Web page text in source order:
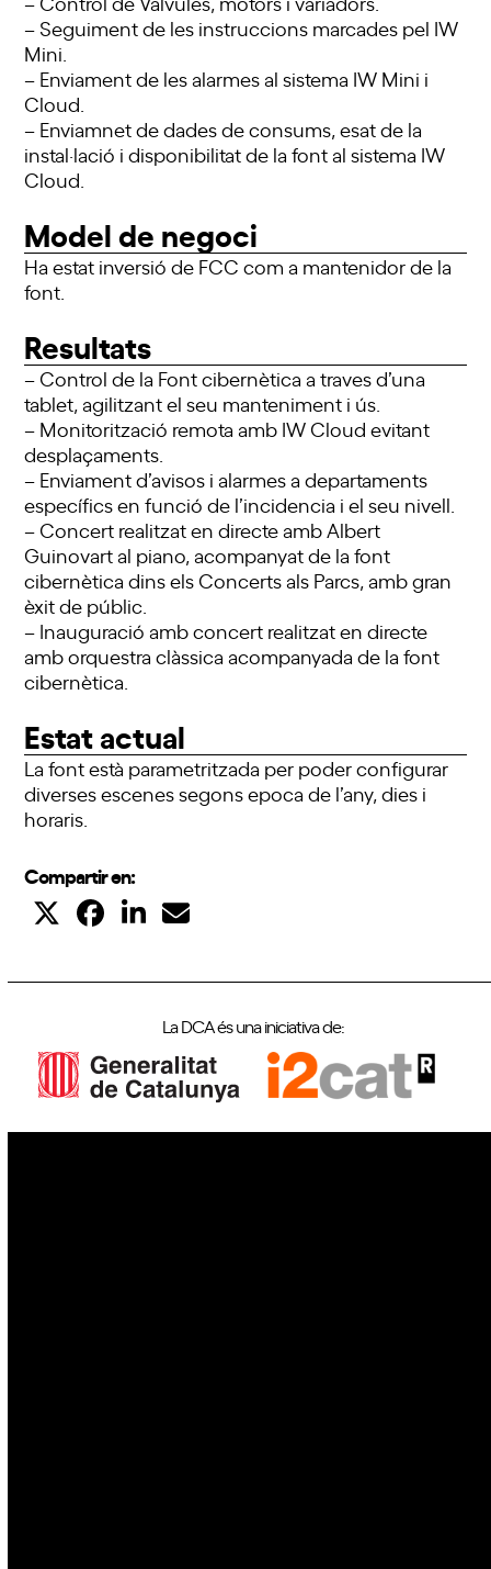
– Seguiment de les instruccions marcades pel IW
Mini.
– Enviament de les alarmes al sistema IW Mini i
Cloud.
– Enviamnet de dades de consums, esat de la
instal·lació i disponibilitat de la font al sistema IW
Cloud.
Model de negoci
Ha estat inversió de FCC com a mantenidor de la
font.
Resultats
– Control de la Font cibernètica a traves d’una
tablet, agilitzant el seu manteniment i ús.
– Monitorització remota amb IW Cloud evitant
desplaçaments.
– Enviament d’avisos i alarmes a departaments
específics en funció de l’incidencia i el seu nivell.
– Concert realitzat en directe amb Albert
Guinovart al piano, acompanyat de la font
cibernètica dins els Concerts als Parcs, amb gran
èxit de públic.
– Inauguració amb concert realitzat en directe
amb orquestra clàssica acompanyada de la font
cibernètica.
Estat actual
La font està parametritzada per poder configurar
diverses escenes segons epoca de l’any, dies i
horaris.
Compartir en:
La DCA és una iniciativa de: